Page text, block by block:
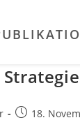
Beitrag
18.